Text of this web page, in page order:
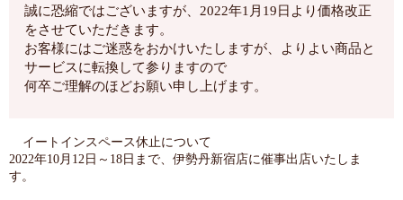
誠に恐縮ではございますが、2022年1月19日より価格改正
をさせていただきます。
お客様にはご迷惑をおかけいたしますが、よりよい商品と
サービスに転換して参りますので
何卒ご理解のほどお願い申し上げます。
イートインスペース休止について
2022年10月12日～18日まで、伊勢丹新宿店に催事出店いたしま
す。